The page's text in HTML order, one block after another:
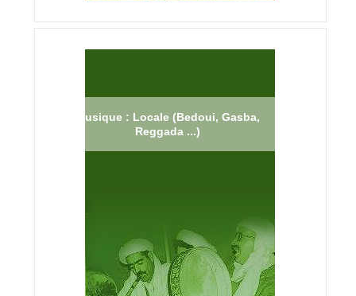
Musique : Locale (Bedoui, Gasba,
Reggada ...)